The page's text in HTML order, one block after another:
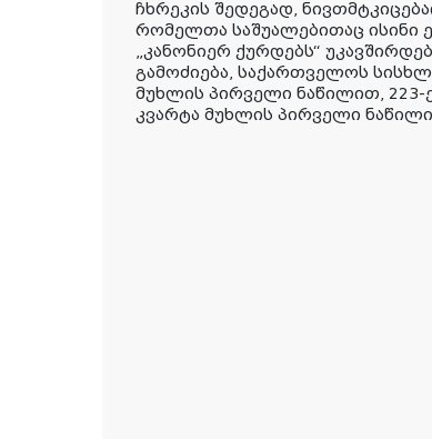
ჩხრეკის შედეგად,
რომელთა საშუალებითაც ისინი
„კანონიერ ქურდებს“
გამოძიება, საქართველოს
მუხლის პირველი ნაწილით, 223-
კვარტა მუხლის პირველი